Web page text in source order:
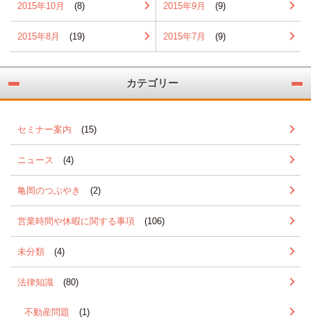
2015年10月 (8) 2015年9月 (9)
2015年8月 (19) 2015年7月 (9)
カテゴリー
セミナー案内 (15)
ニュース (4)
亀岡のつぶやき (2)
営業時間や休暇に関する事項 (106)
未分類 (4)
法律知識 (80)
不動産問題 (1)